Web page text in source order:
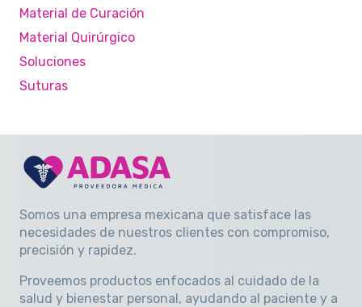
Material de Curación
Material Quirúrgico
Soluciones
Suturas
Somos una empresa mexicana que satisface las
necesidades de nuestros clientes con compromiso,
precisión y rapidez.
Proveemos productos enfocados al cuidado de la
salud y bienestar personal, ayudando al paciente y a